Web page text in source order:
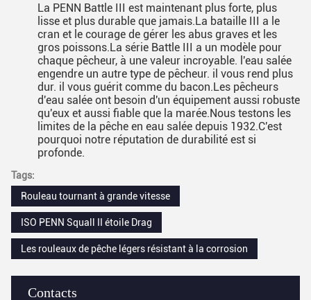
Contacts
La PENN Battle III est maintenant plus forte, plus
lisse et plus durable que jamais.La bataille III a le
cran et le courage de gérer les abus graves et les
gros poissons.La série Battle III a un modèle pour
chaque pêcheur, à une valeur incroyable. l'eau salée
engendre un autre type de pêcheur. il vous rend plus
dur. il vous guérit comme du bacon.Les pêcheurs
d'eau salée ont besoin d'un équipement aussi robuste
qu'eux et aussi fiable que la marée.Nous testons les
limites de la pêche en eau salée depuis 1932.C'est
pourquoi notre réputation de durabilité est si
profonde.
Tags:
Rouleau tournant à grande vitesse
ISO PENN Squall II étoile Drag
Les rouleaux de pêche légers résistant à la corrosion